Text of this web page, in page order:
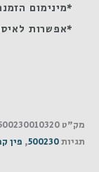
*מינימום הזמנה 50
*אפשרות
מק"ט
תגיות500230
, פין